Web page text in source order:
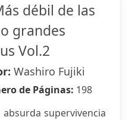
débil de las
grandes
Vol.2
Washiro Fujiki
de Páginas: 198
absurda supervivencia